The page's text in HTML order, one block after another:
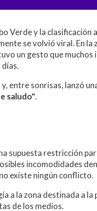
Verde y la clasificación
se volvió viral. En la
un gesto que
entre sonrisas, lanzó
saludo".
supuesta restricción
incomodidades
existe ningún conflicto.
a la zona destinada a la
de los medios.